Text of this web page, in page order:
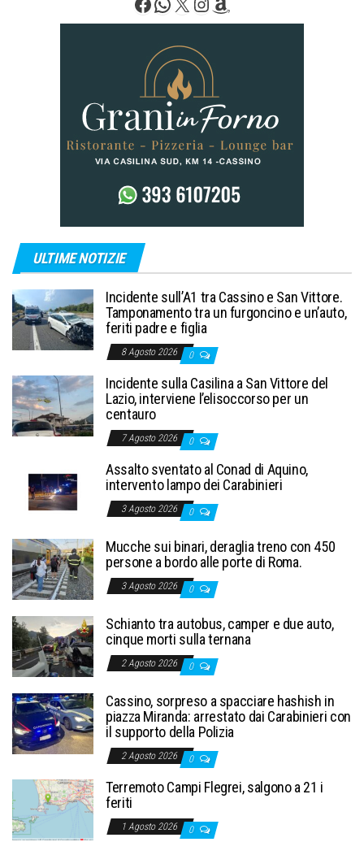
ULTIME NOTIZIE
Incidente sull’A1 tra Cassino e San Vittore.
Tamponamento tra un furgoncino e un’auto,
feriti padre e figlia
8 Agosto 2026 0
Incidente sulla Casilina a San Vittore del
Lazio, interviene l’elisoccorso per un
centauro
7 Agosto 2026 0
Assalto sventato al Conad di Aquino,
intervento lampo dei Carabinieri
3 Agosto 2026 0
Mucche sui binari, deraglia treno con 450
persone a bordo alle porte di Roma.
3 Agosto 2026 0
Schianto tra autobus, camper e due auto,
cinque morti sulla ternana
2 Agosto 2026 0
Cassino, sorpreso a spacciare hashish in
piazza Miranda: arrestato dai Carabinieri con
il supporto della Polizia
2 Agosto 2026 0
Terremoto Campi Flegrei, salgono a 21 i
feriti
1 Agosto 2026 0